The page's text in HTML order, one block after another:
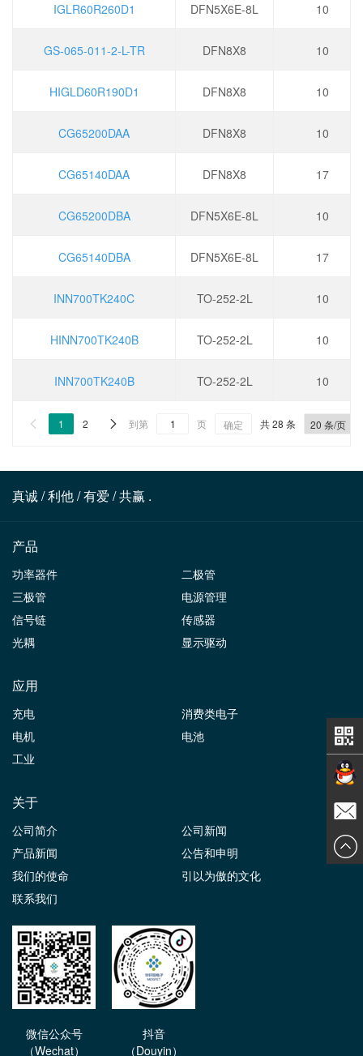
IGLR60R260D1 DFN5X6E-8L 10
GS-065-011-2-L-TR DFN8X8 10
HIGLD60R190D1 DFN8X8 10
CG65200DAA DFN8X8 10
CG65140DAA DFN8X8 17
CG65200DBA DFN5X6E-8L 10
CG65140DBA DFN5X6E-8L 17
INN700TK240C TO-252-2L 10
HINN700TK240B TO-252-2L 10
INN700TK240B TO-252-2L 10
 1 2  到第 页 确定 共 28 条
真诚 / 利他 / 有爱 / 共赢 .
产品
功率器件
二极管
三极管
电源管理
信号链
传感器
光耦
显示驱动
应用
充电
消费类电子
电机
电池
工业
关于
公司简介
公司新闻
产品新闻
公告和申明
我们的使命
引以为傲的文化
联系我们
微信公众号
（Wechat）
抖音
（Douyin）
在线交
谈
发送邮